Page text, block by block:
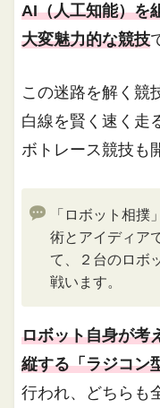
AI（人工知能）を
大変魅力的な競技
この迷路を解く競
白線を賢く速く走
ボトレース競技も
「ロボット相
術とアイディア
て、２台のロボ
戦います。
ロボット自身が考
縦する「ラジコン
行われ、どちらも